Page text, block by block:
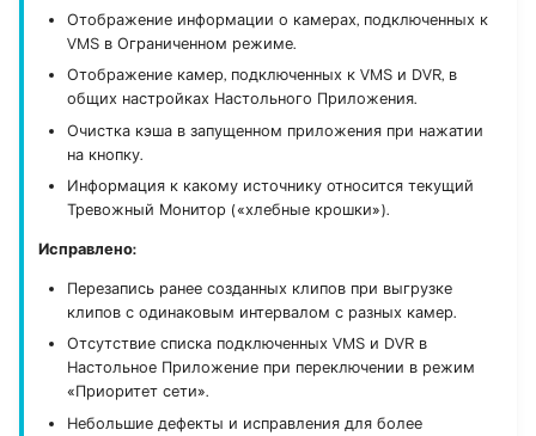
Отображение информации о камерах, подключенных к
VMS в Ограниченном режиме.
Отображение камер, подключенных к VMS и DVR, в
общих настройках Настольного Приложения.
Очистка кэша в запущенном приложения при нажатии
на кнопку.
Информация к какому источнику относится текущий
Тревожный Монитор («хлебные крошки»).
Исправлено:
Перезапись ранее созданных клипов при выгрузке
клипов с одинаковым интервалом с разных камер.
Отсутствие списка подключенных VMS и DVR в
Настольное Приложение при переключении в режим
«Приоритет сети».
Небольшие дефекты и исправления для более